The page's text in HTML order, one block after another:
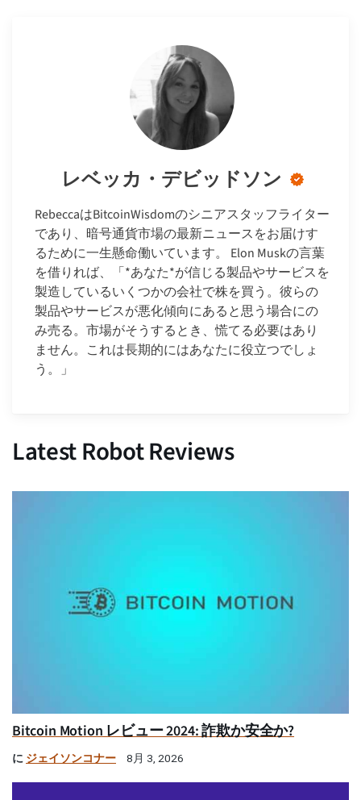
レベッカ・デビッドソン
RebeccaはBitcoinWisdomのシニアスタッフライター
であり、暗号通貨市場の最新ニュースをお届けす
るために一生懸命働いています。 Elon Muskの言葉
を借りれば、「*あなた*が信じる製品やサービスを
製造しているいくつかの会社で株を買う。彼らの
製品やサービスが悪化傾向にあると思う場合にの
み売る。市場がそうするとき、慌てる必要はあり
ません。これは長期的にはあなたに役立つでしょ
う。」
Latest Robot Reviews
Bitcoin Motion レビュー 2024: 詐欺か安全か?
に ジェイソンコナー 8月 3, 2026